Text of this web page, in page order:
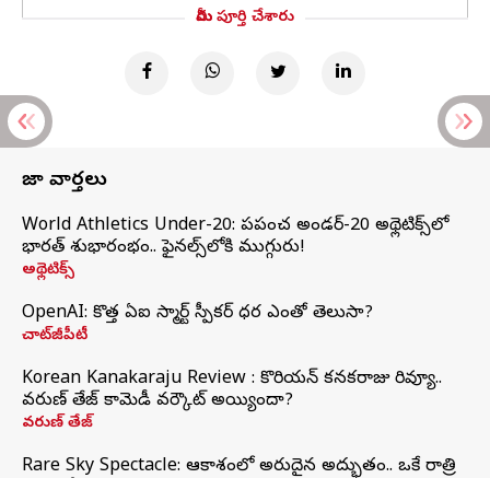
మీరు పూర్తి చేశారు
తాజా వార్తలు
World Athletics Under-20: ప్రపంచ అండర్-20 అథ్లెటిక్స్‌లో
భారత్‌ శుభారంభం.. ఫైనల్స్‌లోకి ముగ్గురు!
అథ్లెటిక్స్
OpenAI: కొత్త ఏఐ స్మార్ట్ స్పీకర్ ధర ఎంతో తెలుసా?
చాట్‌జీపీటీ
Korean Kanakaraju Review : కొరియన్ కనకరాజు రివ్యూ..
వరుణ్ తేజ్ కామెడీ వర్కౌట్ అయ్యిందా?
వరుణ్ తేజ్
Rare Sky Spectacle: ఆకాశంలో అరుదైన అద్భుతం.. ఒకే రాత్రి